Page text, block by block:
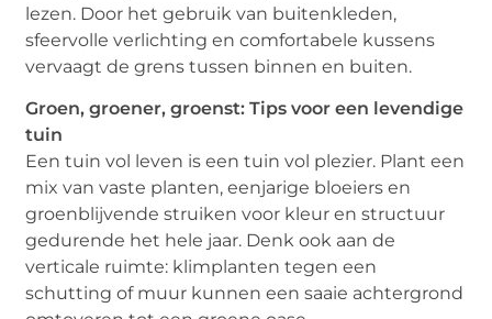
lezen. Door het gebruik van buitenkleden,
sfeervolle verlichting en comfortabele kussens
vervaagt de grens tussen binnen en buiten.
Groen, groener, groenst: Tips voor een levendige
tuin
Een tuin vol leven is een tuin vol plezier. Plant een
mix van vaste planten, eenjarige bloeiers en
groenblijvende struiken voor kleur en structuur
gedurende het hele jaar. Denk ook aan de
verticale ruimte: klimplanten tegen een
schutting of muur kunnen een saaie achtergrond